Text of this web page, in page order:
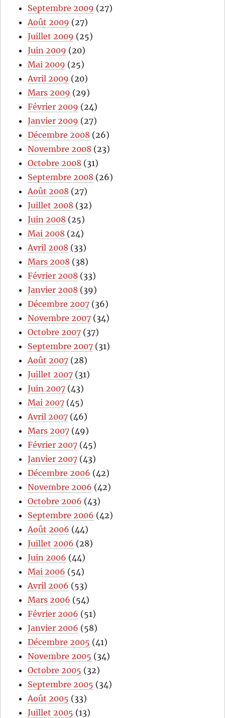
Septembre 2009 (27)
Août 2009 (27)
Juillet 2009 (25)
Juin 2009 (20)
Mai 2009 (25)
Avril 2009 (20)
Mars 2009 (29)
Février 2009 (24)
Janvier 2009 (27)
Décembre 2008 (26)
Novembre 2008 (23)
Octobre 2008 (31)
Septembre 2008 (26)
Août 2008 (27)
Juillet 2008 (32)
Juin 2008 (25)
Mai 2008 (24)
Avril 2008 (33)
Mars 2008 (38)
Février 2008 (33)
Janvier 2008 (39)
Décembre 2007 (36)
Novembre 2007 (34)
Octobre 2007 (37)
Septembre 2007 (31)
Août 2007 (28)
Juillet 2007 (31)
Juin 2007 (43)
Mai 2007 (45)
Avril 2007 (46)
Mars 2007 (49)
Février 2007 (45)
Janvier 2007 (43)
Décembre 2006 (42)
Novembre 2006 (42)
Octobre 2006 (43)
Septembre 2006 (42)
Août 2006 (44)
Juillet 2006 (28)
Juin 2006 (44)
Mai 2006 (54)
Avril 2006 (53)
Mars 2006 (54)
Février 2006 (51)
Janvier 2006 (58)
Décembre 2005 (41)
Novembre 2005 (34)
Octobre 2005 (32)
Septembre 2005 (34)
Août 2005 (33)
Juillet 2005 (13)